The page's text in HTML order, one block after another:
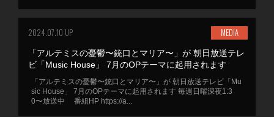
2024.07.10 UP MEDIA
「アルテミスの憂鬱〜銃口とマリア〜」が 朝日放送テレ
ビ「Music House」 7月のOPテーマに起用されます
「アルテミスの憂鬱〜銃口とマリア〜」が 朝日放送テレビ「Mu
sic House」 7月のOPテーマに起用されます 毎週日曜深夜1:3
0〜放送中 番組HP https://a...